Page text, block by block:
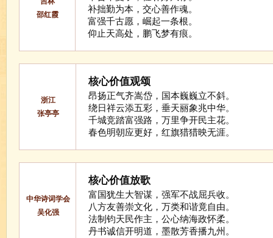
邵红霞
补拙勤为本，交心善作魂。
富强千古愿，崛起一条根。
仰止天高处，鹏飞梦有痕。
浙江
张亭亭
核心价值观颂
昂扬正气齐嵩岱，国本巍巍立不斜。
绕日祥云添五彩，垂天丽象兆中华。
千城竞踏富强路，万里争开民主花。
春色明朝应更好，红旗猎猎映无涯。
中华诗词学会
吴化强
核心价值放歌
富国犹生大智谋，强军不战屈兵收。
八方友善崇文化，万类和谐竟自由。
法制钧天民作主，公心纳海政怀柔。
丹书诚信开明道，墨散芳香播九州。